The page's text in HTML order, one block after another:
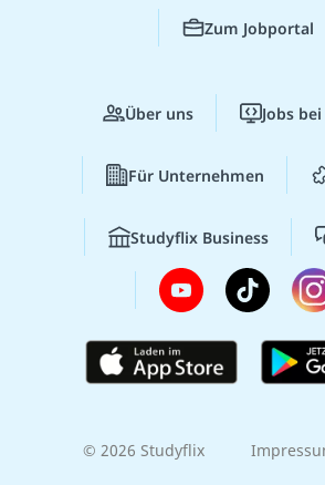
Zum Jobportal
Über uns Jobs
Für Unternehmen
Studyflix Business
© 2026 Studyflix